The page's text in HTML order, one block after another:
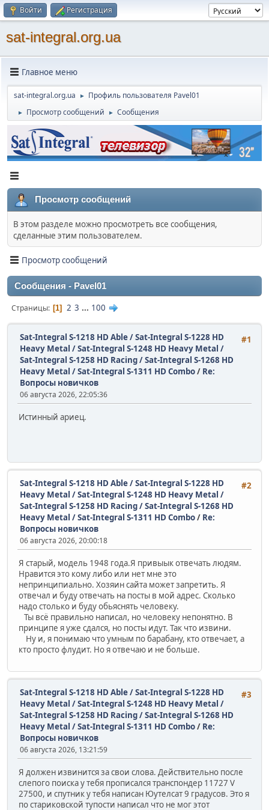
Войти Регистрация
sat-integral.org.ua
Главное меню
sat-integral.org.ua ► Профиль пользователя Pavel01
► Просмотр сообщений ► Сообщения
Просмотр сообщений
В этом разделе можно просмотреть все сообщения,
сделанные этим пользователем.
Просмотр сообщений
Сообщения - Pavel01
Страницы 1 2 3 ... 100
#1
Sat-Integral S-1218 HD Able / Sat-Integral S-1228 HD
Heavy Metal / Sat-Integral S-1248 HD Heavy Metal /
Sat-Integral S-1258 HD Racing / Sat-Integral S-1268 HD
Heavy Metal / Sat-Integral S-1311 HD Combo/ Re:
Вопросы новичков
06 августа 2026, 22:05:36
Истинный ариец.
#2
Sat-Integral S-1218 HD Able / Sat-Integral S-1228 HD
Heavy Metal / Sat-Integral S-1248 HD Heavy Metal /
Sat-Integral S-1258 HD Racing / Sat-Integral S-1268 HD
Heavy Metal / Sat-Integral S-1311 HD Combo/ Re:
Вопросы новичков
06 августа 2026, 20:00:18
Я старый, модель 1948 года.Я привыык отвечать людям.
Нравится это кому либо или нет мне это
непринципиально. Хозяин сайта может запретить. Я
отвечал и буду отвечать на посты в мой адрес. Сколько
надо столько и буду обьяснять человеку.
Ты всё правильно написал, но человеку непонятно. В
принципе я уже сдался, но посты идут. Так что извини.
Ну и, я понимаю что умным по барабану, кто отвечает, а
кто просто флудит. Но я отвечаю и не больше.
#3
Sat-Integral S-1218 HD Able / Sat-Integral S-1228 HD
Heavy Metal / Sat-Integral S-1248 HD Heavy Metal /
Sat-Integral S-1258 HD Racing / Sat-Integral S-1268 HD
Heavy Metal / Sat-Integral S-1311 HD Combo/ Re:
Вопросы новичков
06 августа 2026, 13:21:59
Я должен извинится за свои слова. Действительно после
слепого поиска у тебя прописался транспондер 11727 V
27500, и спутник у тебя написан Юутелсат 9 градусов. Это я
по стариковской тупости написал что не мог этот